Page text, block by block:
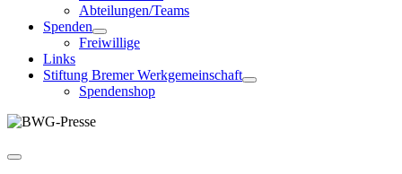
Abteilungen/Teams
Spenden
Freiwillige
Links
Stiftung Bremer Werkgemeinschaft
Spendenshop